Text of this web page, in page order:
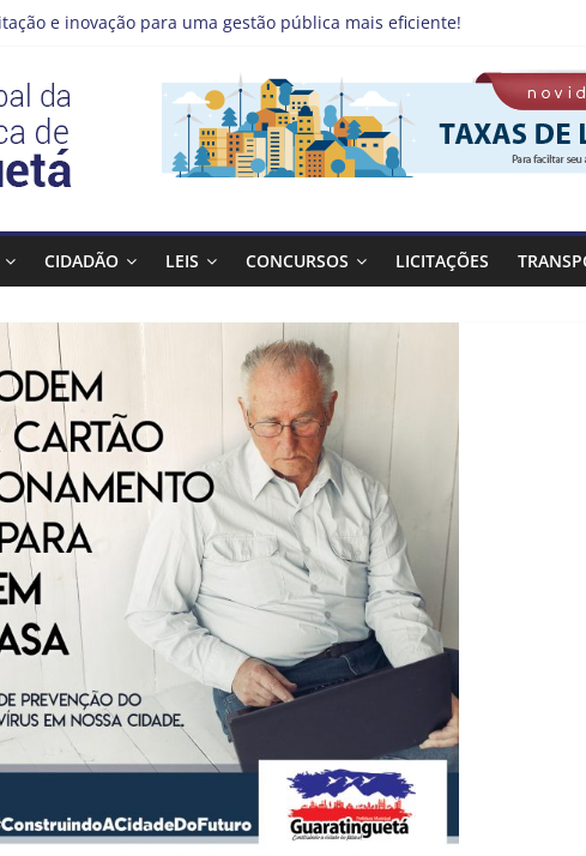
e inovação para uma gestão pública mais eficiente!
de Guaratinguetá divulga novo cronograma dos editais da PNAB
realizará ação de vacinação contra a Febre Amarela na região
CIDADÃO LEIS CONCURSOS LICITAÇÕES